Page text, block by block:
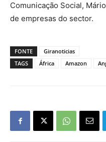
Comunicação Social,
de empresas do sector.
FONTE
Giranoticias
TAGS
África Amazon